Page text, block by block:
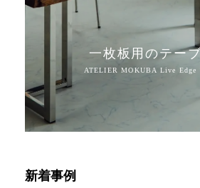
一枚板用のテー
新着事例